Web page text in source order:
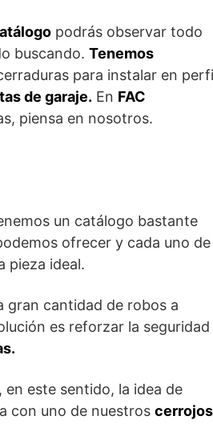
podrás observar todo
buscando. Tenemos
para instalar en
de garaje. En FAC
piensa en nosotros.
un catálogo bastante
ofrecer y cada uno de
pieza ideal.
gran cantidad de robos a
es reforzar la seguridad
, en este sentido, la idea de
con uno de nuestros cerrojos